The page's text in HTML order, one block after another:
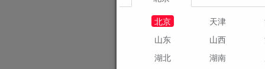
北京
天津
山东
山西
湖北
湖南